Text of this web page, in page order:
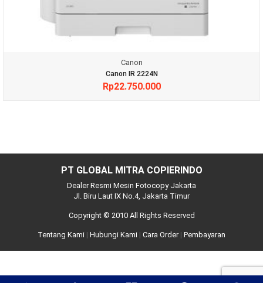
Canon
Canon IR 2224N
Rp22.750.000
PT GLOBAL MITRA COPIERINDO
Dealer Resmi Mesin Fotocopy Jakarta
Jl. Biru Laut IX No.4, Jakarta Timur
Copyright © 2010 All Rights Reserved
Tentang Kami | Hubungi Kami | Cara Order| Pembayaran